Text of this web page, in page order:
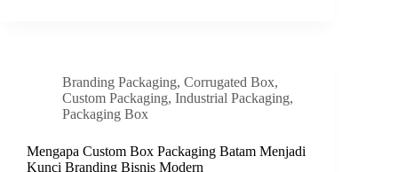
Branding Packaging, Corrugated Box,
Custom Packaging, Industrial Packaging,
Packaging Box
Mengapa Custom Box Packaging Batam Menjadi
Kunci Branding Bisnis Modern